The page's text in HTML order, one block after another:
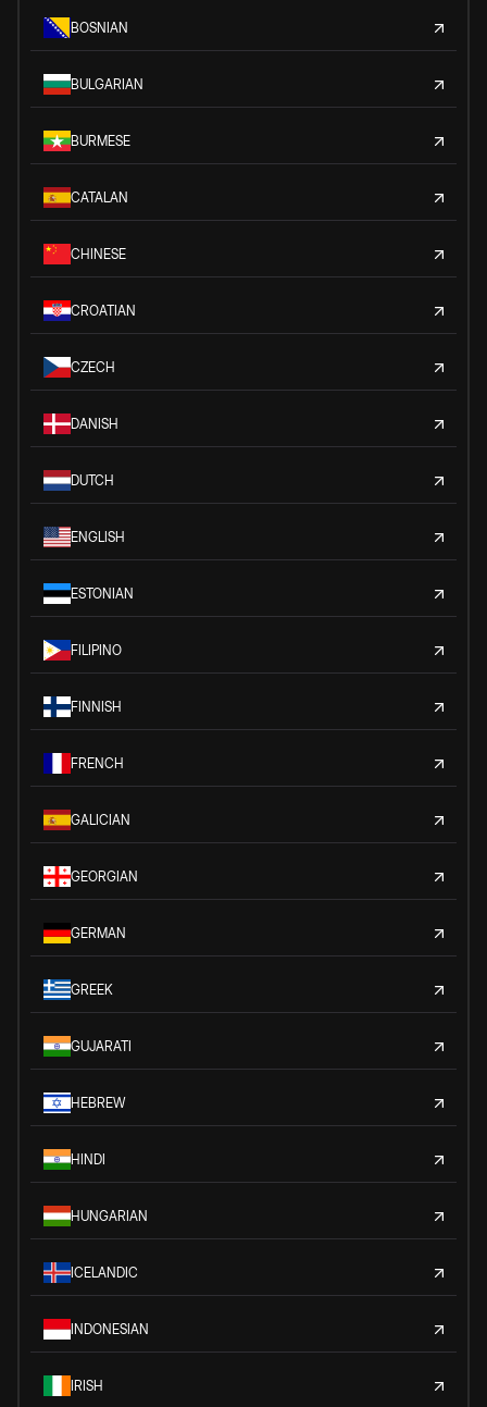
BOSNIAN
BULGARIAN
BURMESE
CATALAN
CHINESE
CROATIAN
CZECH
DANISH
DUTCH
ENGLISH
ESTONIAN
FILIPINO
FINNISH
FRENCH
GALICIAN
GEORGIAN
GERMAN
GREEK
GUJARATI
HEBREW
HINDI
HUNGARIAN
ICELANDIC
INDONESIAN
IRISH